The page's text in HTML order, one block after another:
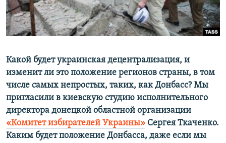
ПОБЕДИТЕЛЕЙ НЕ СУДЯТ?
КРЫМ.НЕПОКОРЕННЫЙ
УКРАИНСКАЯ ПРОБЛЕМА КРЫМА
ПРИСОЕДИНЯЙТЕСЬ!
Все сайты RFE/RL
Какой будет украинская децентрализация, и
изменит ли это положение регионов страны, в том
числе самых непростых, таких, как Донбасс? Мы
пригласили в киевскую студию исполнительного
директора донецкой областной организации
«Комитет избирателей Украины» Сергея Ткаченко.
Каким будет положение Донбасса, даже если мы